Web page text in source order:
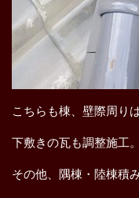
こちらも棟、壁際周り
下敷きの瓦も調整施工。
その他、隅棟・陸棟積